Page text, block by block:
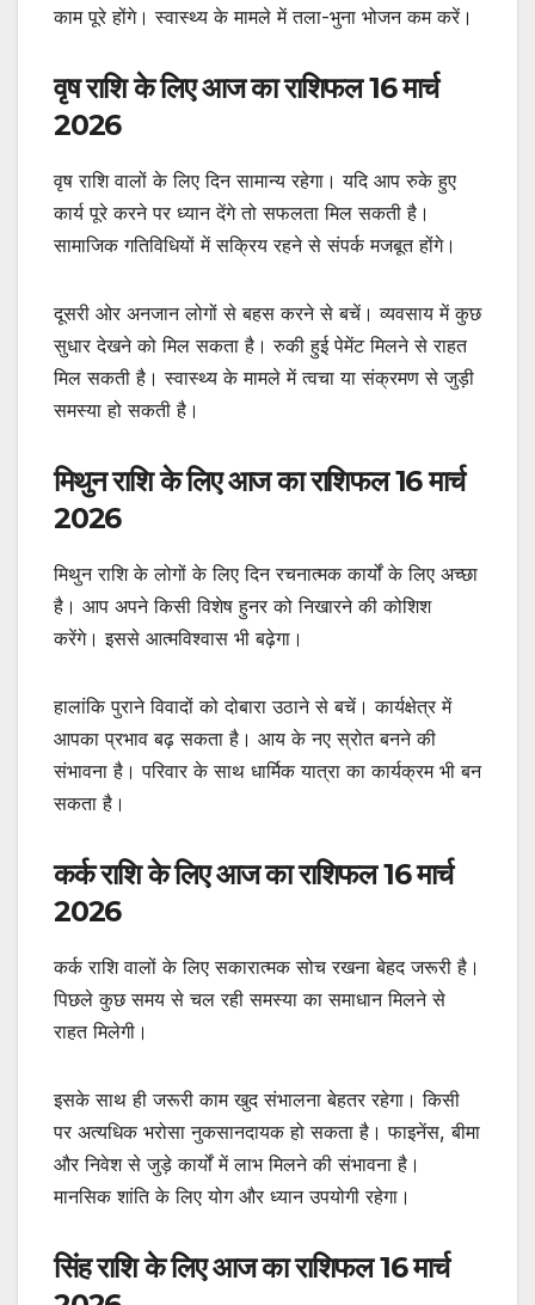
काम पूरे होंगे। स्वास्थ्य के मामले में तला-भुना भोजन कम करें।
वृष राशि के लिए आज का राशिफल 16 मार्च
2026
वृष राशि वालों के लिए दिन सामान्य रहेगा। यदि आप रुके हुए
कार्य पूरे करने पर ध्यान देंगे तो सफलता मिल सकती है।
सामाजिक गतिविधियों में सक्रिय रहने से संपर्क मजबूत होंगे।
दूसरी ओर अनजान लोगों से बहस करने से बचें। व्यवसाय में कुछ
सुधार देखने को मिल सकता है। रुकी हुई पेमेंट मिलने से राहत
मिल सकती है। स्वास्थ्य के मामले में त्वचा या संक्रमण से जुड़ी
समस्या हो सकती है।
मिथुन राशि के लिए आज का राशिफल 16 मार्च
2026
मिथुन राशि के लोगों के लिए दिन रचनात्मक कार्यों के लिए अच्छा
है। आप अपने किसी विशेष हुनर को निखारने की कोशिश
करेंगे। इससे आत्मविश्वास भी बढ़ेगा।
हालांकि पुराने विवादों को दोबारा उठाने से बचें। कार्यक्षेत्र में
आपका प्रभाव बढ़ सकता है। आय के नए स्रोत बनने की
संभावना है। परिवार के साथ धार्मिक यात्रा का कार्यक्रम भी बन
सकता है।
कर्क राशि के लिए आज का राशिफल 16 मार्च
2026
कर्क राशि वालों के लिए सकारात्मक सोच रखना बेहद जरूरी है।
पिछले कुछ समय से चल रही समस्या का समाधान मिलने से
राहत मिलेगी।
इसके साथ ही जरूरी काम खुद संभालना बेहतर रहेगा। किसी
पर अत्यधिक भरोसा नुकसानदायक हो सकता है। फाइनेंस, बीमा
और निवेश से जुड़े कार्यों में लाभ मिलने की संभावना है।
मानसिक शांति के लिए योग और ध्यान उपयोगी रहेगा।
सिंह राशि के लिए आज का राशिफल 16 मार्च